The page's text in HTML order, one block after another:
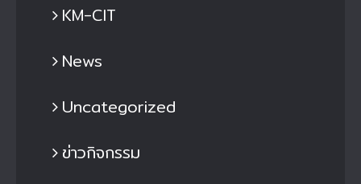
KM-CIT
News
Uncategorized
ข่าวกิจกรรม